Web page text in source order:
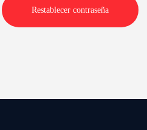
Restablecer contraseña